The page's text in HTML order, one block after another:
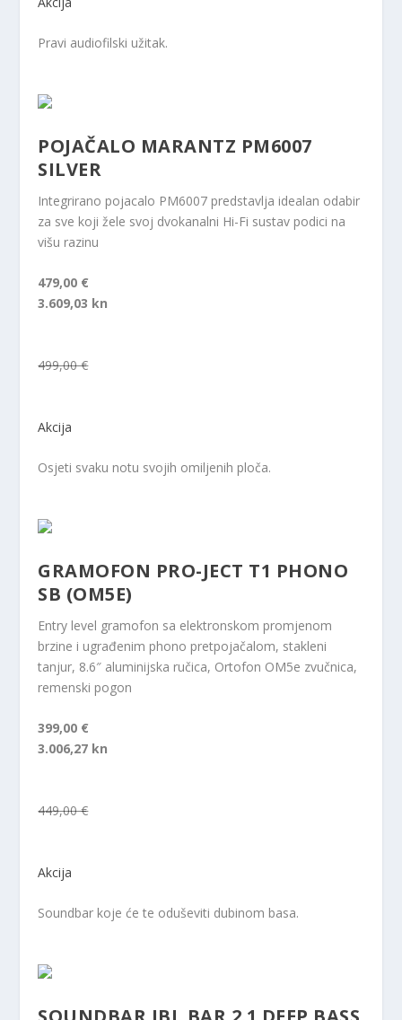
Pravi audiofilski užitak.
POJAČALO MARANTZ PM6007
SILVER
Integrirano pojacalo PM6007 predstavlja idealan odabir
za sve koji žele svoj dvokanalni Hi-Fi sustav podici na
višu razinu
479,00 €
3.609,03 kn
499,00 €
Akcija
Osjeti svaku notu svojih omiljenih ploča.
GRAMOFON PRO-JECT T1 PHONO
SB (OM5E)
Entry level gramofon sa elektronskom promjenom
brzine i ugrađenim phono pretpojačalom, stakleni
tanjur, 8.6″ aluminijska ručica, Ortofon OM5e zvučnica,
remenski pogon
399,00 €
3.006,27 kn
449,00 €
Akcija
Soundbar koje će te oduševiti dubinom basa.